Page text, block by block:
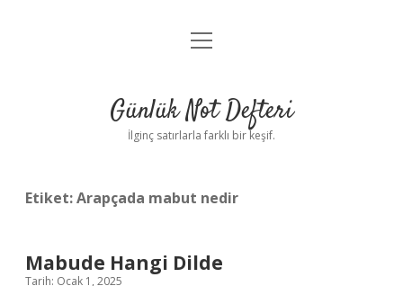
Anasayfa
Yasal Uyarı
menüyü
Günlük Not Defteri
İlginç satırlarla farklı bir keşif.
Etiket:Arapçada mabut nedir
Mabude Hangi Dilde
Tarih: Ocak 1, 2025